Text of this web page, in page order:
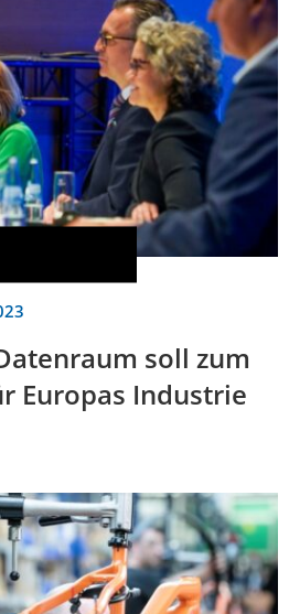
soll zum
Europas Industrie